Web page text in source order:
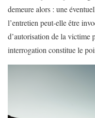
demeure alors : une
l’entretien peut-elle être
d’autorisation de la victime
interrogation constitue le